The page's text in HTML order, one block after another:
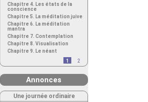
Chapitre 4. Les états de la
conscience
Chapitre 5. La méditation juive
Chapitre 6. La méditation
mantra
Chapitre 7. Contemplation
Chapitre 8. Visualisation
Chapitre 9. Le néant
1
2
Annonces
Une journée ordinaire